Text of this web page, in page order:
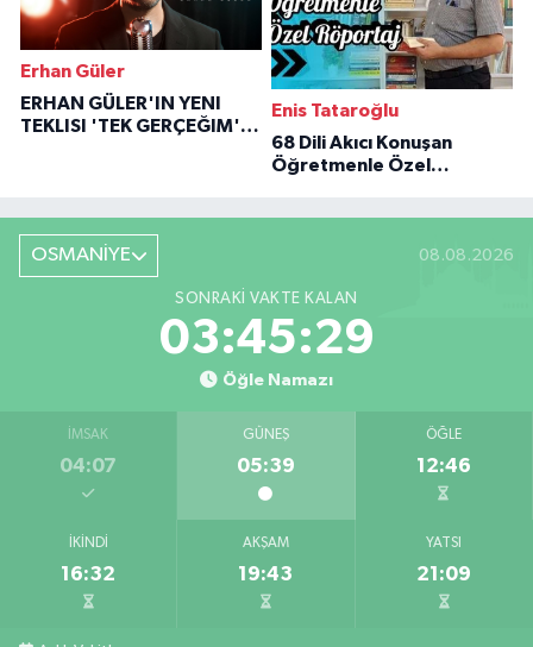
Erhan Güler
ERHAN GÜLER'IN YENI
TEKLISI 'TEK GERÇEĞIM'LE
Enis Tataroğlu
68 Dili Akıcı Konuşan
Öğretmenle Özel
OSMANİYE 08.08.2026
SONRAKI VAKTE KALAN
03:45:28
Öğle Namazı
İMSAK
04:07
GÜNEŞ
05:39
ÖĞLE
12:46
İKINDI
16:32
AKŞAM
19:43
YATSI
21:09